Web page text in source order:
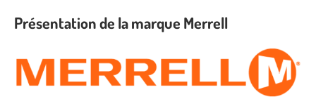
Présentation de la marque Merrell